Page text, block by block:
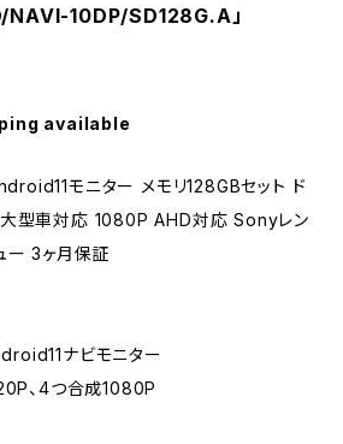
NAVI-10DP/SD128G.A」
available
モニター メモリ128GBセット ド
大型車対応 1080P AHD対応 Sonyレン
ー 3ヶ月保証
ナビモニター
、4つ合成1080P